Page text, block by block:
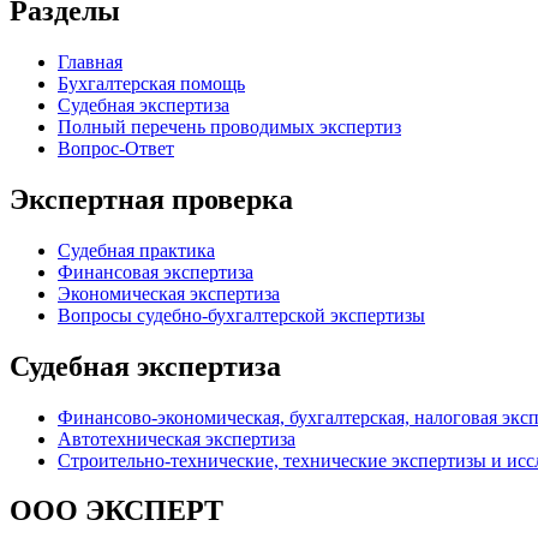
Разделы
Главная
Бухгалтерская помощь
Судебная экспертиза
Полный перечень проводимых экспертиз
Вопрос-Ответ
Экспертная проверка
Судебная практика
Финансовая экспертиза
Экономическая экспертиза
Вопросы судебно-бухгалтерской экспертизы
Судебная экспертиза
Финансово-экономическая, бухгалтерская, налоговая
Автотехническая экспертиза
Строительно-технические, технические экспертизы и
ООО ЭКСПЕРТ